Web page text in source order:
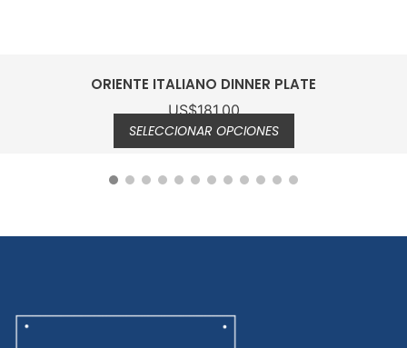
ORIENTE ITALIANO DESSERT PLATE
US$144.00 - US$166.00
SELECCIONAR OPCIONES